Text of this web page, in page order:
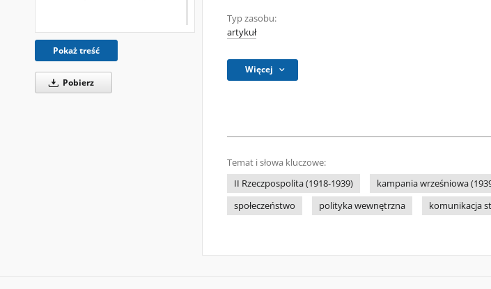
Pokaż treść
Pobierz
Typ zasobu:
artykuł
Więcej
Temat i słowa kluczowe:
II Rzeczpospolita (1918-1939)
kampania wrześniowa
społeczeństwo
polityka wewnętrzna komunikacja